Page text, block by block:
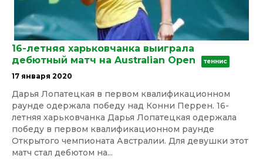
16-летняя харьковчанка выиграла
дебютный матч на Australian Open
теннис
17 января 2020
Дарья Лопатецкая в первом квалификационном
раунде одержала победу над Конни Перрен. 16-
летняя харьковчанка Дарья Лопатецкая одержала
победу в первом квалификационном раунде
Открытого чемпионата Австралии. Для девушки этот
матч стал дебютом на...